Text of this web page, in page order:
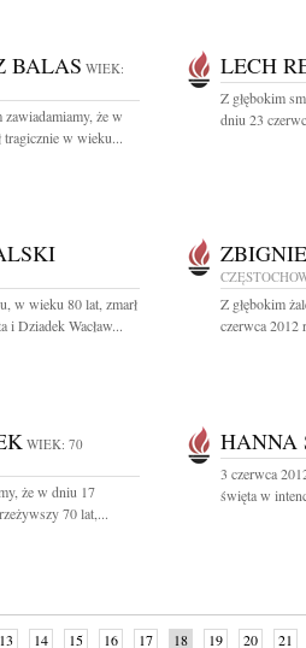
BALAS WIEK:
że w
tragicznie w wieku...
LECH
Z głębokim
dniu 23
w wieku 80 lat, zmarł
i Dziadek Wacław...
Z głębokim
czerwca 2012
WIEK: 70
że w dniu 17
70 lat,...
HANNA
3 czerwca
święta w
13 14 15 16 17 18 19 20 21